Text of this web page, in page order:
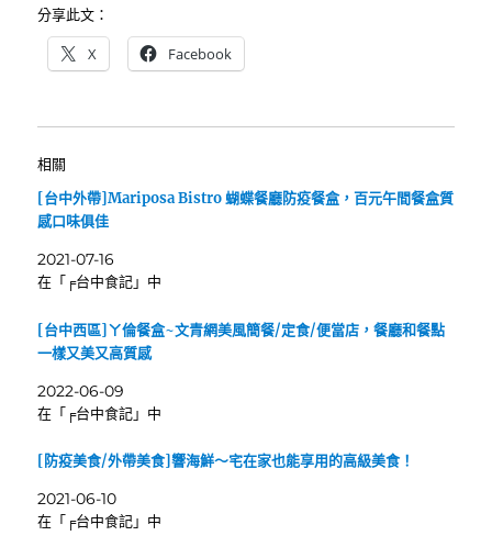
分享此文：
X Facebook
相關
[台中外帶]Mariposa Bistro 蝴蝶餐廳防疫餐盒，百元午間餐盒質
感口味俱佳
2021-07-16
在「╒台中食記」中
[台中西區]ㄚ倫餐盒~文青網美風簡餐/定食/便當店，餐廳和餐點
一樣又美又高質感
2022-06-09
在「╒台中食記」中
[防疫美食/外帶美食]響海鮮～宅在家也能享用的高級美食！
2021-06-10
在「╒台中食記」中